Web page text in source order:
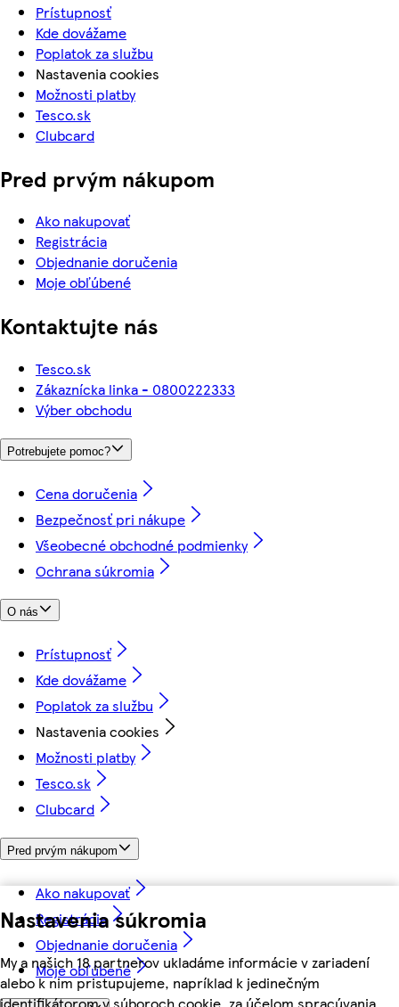
Nastavenia súkromia
My a našich 18 partnerov ukladáme informácie v zariadení
alebo k nim pristupujeme, napríklad k jedinečným
identifikátorom v súboroch cookie, za účelom spracúvania
Prístupnosť
Kde dovážame
Poplatok za službu
Nastavenia cookies
Možnosti platby
Tesco.sk
Clubcard
Pred prvým nákupom
Ako nakupovať
Registrácia
Objednanie doručenia
Moje obľúbené
Kontaktujte nás
Tesco.sk
Zákaznícka linka - 0800222333
Výber obchodu
Potrebujete pomoc?
Cena doručenia
Bezpečnosť pri nákupe
Všeobecné obchodné podmienky
Ochrana súkromia
O nás
Prístupnosť
Kde dovážame
Poplatok za službu
Nastavenia cookies
Možnosti platby
Tesco.sk
Clubcard
Pred prvým nákupom
Ako nakupovať
Registrácia
Objednanie doručenia
Moje obľúbené